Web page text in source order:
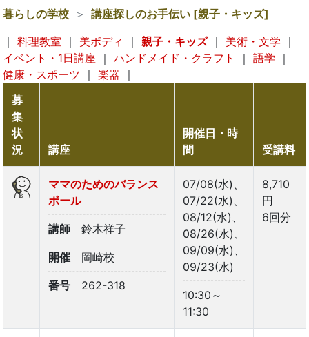
暮らしの学校
講座探しのお手伝い [親子・キッズ]
｜ 料理教室 ｜ 美ボディ ｜ 親子・キッズ｜ 美術・文学 ｜
イベント・1日講座 ｜ ハンドメイド・クラフト ｜ 語学 ｜
健康・スポーツ ｜ 楽器 ｜
募
集
状
況
講座
開催日・時
間
受講料
ママのためのバランス
ボール
講師 鈴木祥子
開催 岡崎校
番号 262-318
07/08(水)、
07/22(水)、
08/12(水)、
08/26(水)、
09/09(水)、
09/23(水)
10:30～
11:30
8,710
円
6回分